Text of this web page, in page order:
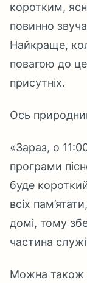
коротким,
повинно
Найкраще,
повагою до
присутніх.
Ось
«Зараз, о
програми
буде
всіх
домі, тому
частина
Можна також